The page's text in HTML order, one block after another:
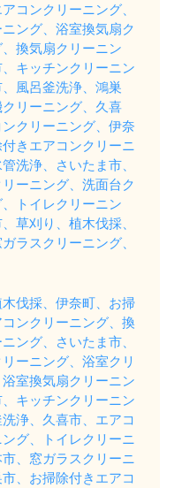
アコンクリーニング、
ング、浴室換気扇ク
、換気扇クリーニン
キッチンクリーニン
風呂釜洗浄、鴻巣
リーニング、久喜
クリーニング、伊奈
きエアコンクリーニ
洗浄、さいたま市、
ーニング、洗面台ク
、トイレクリーニン
草刈り、植木伐採、
ラスクリーニング、
木伐採、伊奈町、お掃
ンクリーニング、換
ング、さいたま市、
ーニング、浴室クリ
室換気扇クリーニン
キッチンクリーニン
浄、久喜市、エアコ
グ、トイレクリーニ
、窓ガラスクリーニ
、お掃除付きエアコ